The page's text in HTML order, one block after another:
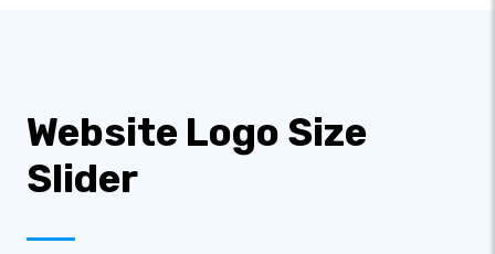
Website Logo Size
Slider